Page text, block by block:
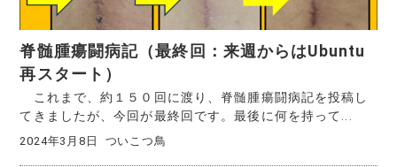
脊髄腫瘍闘病記（最終回：来週からはUbuntu
再スタート）
これまで、約１５０回に渡り、脊髄腫瘍闘病記を投稿し
てきましたが、今回が最終回です。最後に何を持って...
2024年3月8日 ついこつ鳥